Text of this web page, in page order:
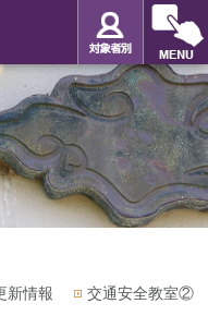
新情報 交通安全教室②